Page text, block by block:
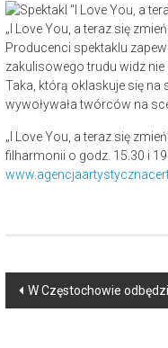
„I Love You, a teraz się
Producenci spektaklu
zakulisowego trudu widz
Taka, którą oklaskuje się na
wywoływała twórców na
„I Love You, a teraz się
filharmonii o godz. 15.30 i
Post
W Częstochowie